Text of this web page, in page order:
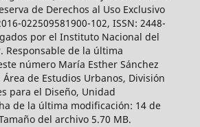
de Derechos al Uso Exclusivo
022509581900-102, ISSN: 2448-
por el Instituto Nacional del
Responsable de la última
número María Esther Sánchez
de Estudios Urbanos, División
para el Diseño, Unidad
de la última modificación: 14 de
del archivo 5.70 MB.